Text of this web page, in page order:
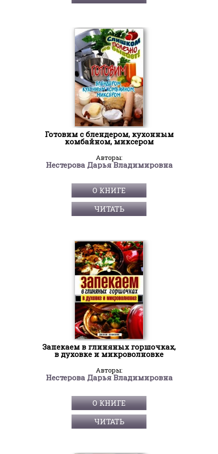
Готовим с блендером, кухонным
комбайном, миксером
Авторы:
Нестерова Дарья Владимировна
О КНИГЕ
ЧИТАТЬ
Запекаем в глиняных горшочках,
в духовке и микроволновке
Авторы:
Нестерова Дарья Владимировна
О КНИГЕ
ЧИТАТЬ